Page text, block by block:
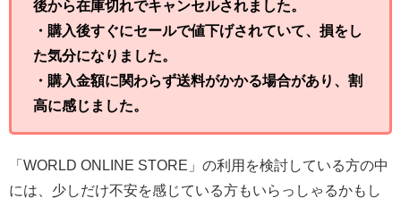
後から在庫切れでキャンセルされました。
・購入後すぐにセールで値下げされていて、損をし
た気分になりました。
・購入金額に関わらず送料がかかる場合があり、割
高に感じました。
「WORLD ONLINE STORE」の利用を検討している方の中
には、少しだけ不安を感じている方もいらっしゃるかもし